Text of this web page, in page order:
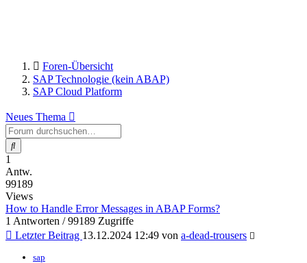
Foren-Übersicht
SAP Technologie (kein ABAP)
SAP Cloud Platform
Neues Thema
Suche
1
Antw.
99189
Views
How to Handle Error Messages in ABAP Forms?
1 Antworten / 99189 Zugriffe
Letzter Beitrag 13.12.2024 12:49 von a-dead-trousers
sap